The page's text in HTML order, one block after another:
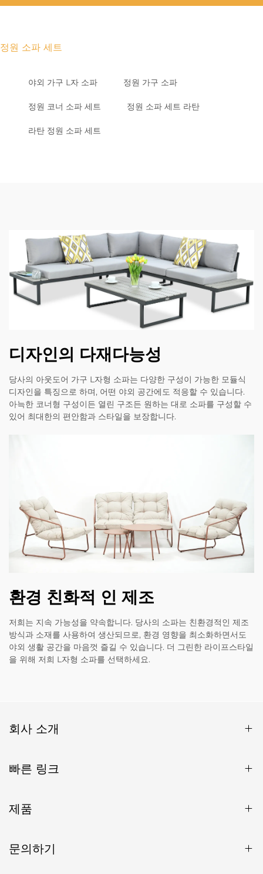
정원 소파 세트
야외 가구 L자 소파 정원 가구 소파
정원 코너 소파 세트 정원 소파 세트 라탄
라탄 정원 소파 세트
디자인의 다재다능성
당사의 아웃도어 가구 L자형 소파는 다양한 구성이 가능한 모듈식
디자인을 특징으로 하며, 어떤 야외 공간에도 적응할 수 있습니다.
아늑한 코너형 구성이든 열린 구조든 원하는 대로 소파를 구성할 수
있어 최대한의 편안함과 스타일을 보장합니다.
환경 친화적 인 제조
저희는 지속 가능성을 약속합니다. 당사의 소파는 친환경적인 제조
방식과 소재를 사용하여 생산되므로, 환경 영향을 최소화하면서도
야외 생활 공간을 마음껏 즐길 수 있습니다. 더 그린한 라이프스타일
을 위해 저희 L자형 소파를 선택하세요.
회사 소개
빠른 링크
제품
문의하기